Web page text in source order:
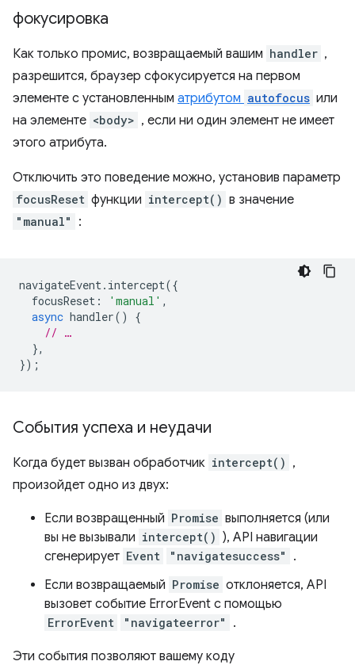
фокусировка
Как только промис, возвращаемый вашим handler ,
разрешится, браузер сфокусируется на первом
элементе с установленным атрибутом autofocus или
на элементе <body> , если ни один элемент не имеет
этого атрибута.
Отключить это поведение можно, установив параметр
focusReset функции intercept() в значение
"manual" :
navigateEvent. intercept({
focusReset : 'manual' ,
async handler()
{
// …
},
});
События успеха и неудачи
Когда будет вызван обработчик intercept() ,
произойдет одно из двух:
Если возвращенный Promise выполняется (или
вы не вызывали intercept() ), API навигации
сгенерирует Event "navigatesuccess"
.
Если возвращаемый Promise отклоняется, API
вызовет событие ErrorEvent с помощью
ErrorEvent "navigateerror" .
Эти события позволяют вашему коду